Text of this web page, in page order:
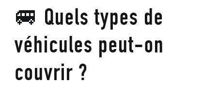
🚐 Quels types de
véhicules peut-on
couvrir ?